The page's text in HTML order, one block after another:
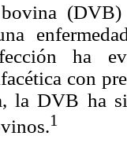
ha
con
la DVB ha
1